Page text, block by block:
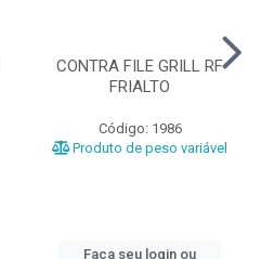
CONTRA FILE GRILL RF
FRIALTO
Código: 1986
Produto de peso variável
Faça seu login ou